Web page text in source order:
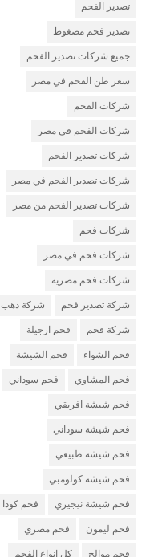
تصدير الفحم
تصدير فحم مضغوط
جميع شركات تصدير الفحم
سعر طن الفحم في مصر
شركات الفحم
شركات الفحم في مصر
شركات تصدير الفحم
شركات تصدير الفحم في مصر
شركات تصدير الفحم من مصر
شركات فحم
شركات فحم في مصر
شركات فحم مصرية
شركة تصدير فحم شركة دهب
شركة فحم فحم ارجيلة
فحم الشواء فحم الشيشة
فحم المشاوي فحم سوداني
فحم شيشة افريقي
فحم شيشة سوداني
فحم شيشة طبيعي
فحم شيشة كولومبي
فحم شيشة نيجيري فحم كودا
فحم ليمون فحم مصري
فحم موالح كل انواع الفحم